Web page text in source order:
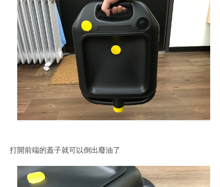
打開前端的蓋子就可以倒出廢油了